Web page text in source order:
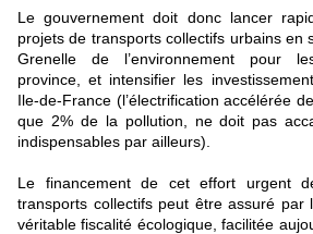
Le gouvernement doit donc lancer
projets de transports collectifs urbains en
Grenelle de l’environnement pour
province, et intensifier les
Ile-de-France (l’électrification accélérée
que 2% de la pollution, ne doit pas
indispensables par ailleurs).
Le financement de cet effort urgent
transports collectifs peut être assuré par
véritable fiscalité écologique, facilitée